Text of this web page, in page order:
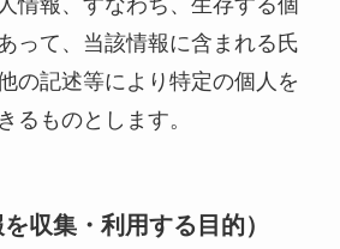
情報、すなわち、生存する個
って、当該情報に含まれる氏
の記述等により特定の個人を
るものとします。
収集・利用する目的）